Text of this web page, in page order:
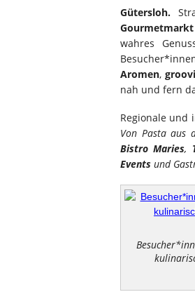
Gütersloh.
Gourmetmarkt
wahres
Aromen,
nah und fern
Regionale und
Von Pasta aus
Bistro Maries,
Events und